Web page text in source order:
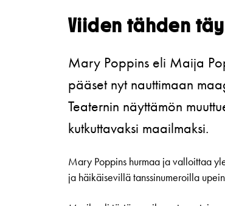
Viiden tähden
Mary Poppins eli Maija
pääset nyt nauttimaan
Teaternin näyttämön
kutkuttavaksi maailmaksi.
Mary Poppins hurmaa ja valloittaa
ja häikäisevillä tanssinumeroilla